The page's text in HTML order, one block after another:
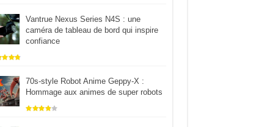
Vantrue Nexus Series N4S : une
caméra de tableau de bord qui inspire
confiance
70s-style Robot Anime Geppy-X :
Hommage aux animes de super robots